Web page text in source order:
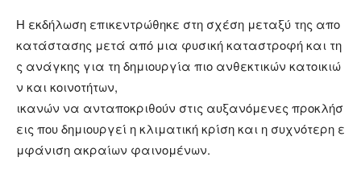
Η εκδήλωση επικεντρώθηκε στη σχέση μεταξύ της απο
κατάστασης μετά από μια φυσική καταστροφή και τη
ς ανάγκης για τη δημιουργία πιο ανθεκτικών κατοικιώ
ν και κοινοτήτων,
ικανών να ανταποκριθούν στις αυξανόμενες προκλήσ
εις που δημιουργεί η κλιματική κρίση και η συχνότερη ε
μφάνιση ακραίων φαινομένων.